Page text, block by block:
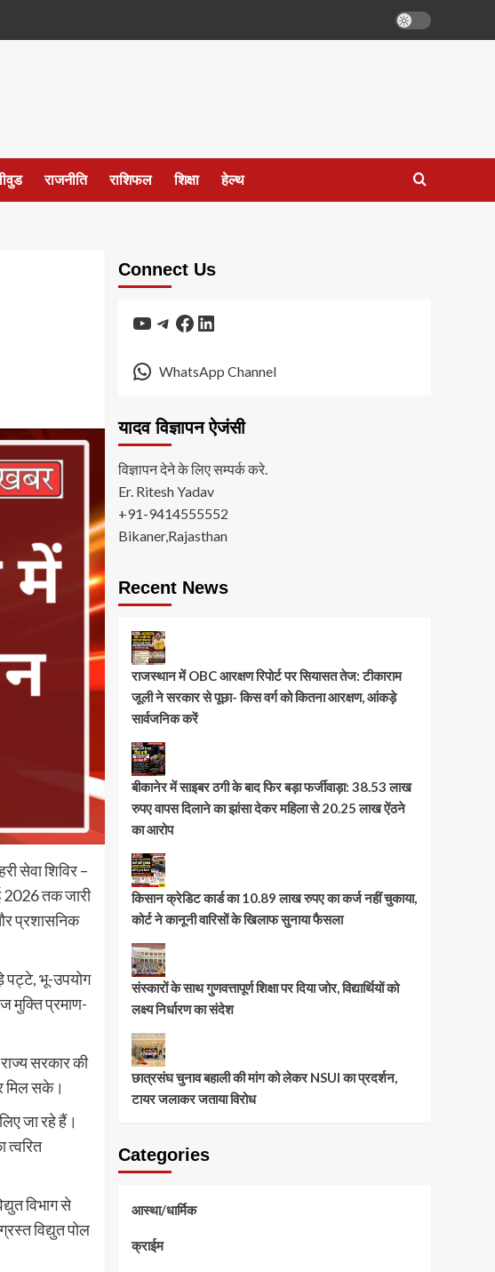
राजनीति राशिफल शिक्षा हेल्थ
सेवा शिविर –
तक जारी
प्रशासनिक
पट्टे, भू-उपयोग
मुक्ति प्रमाण-
सरकार की
मिल सके।
जा रहे हैं।
त्वरित
विभाग से
विद्युत पोल
Connect Us
YouTube
Telegram
Facebook
LinkedIn
WhatsApp Channel
यादव विज्ञापन ऐजंसी
विज्ञापन देने के लिए सम्पर्क करे.
Er. Ritesh Yadav
+91-9414555552
Bikaner,Rajasthan
Recent News
राजस्थान में OBC आरक्षण रिपोर्ट पर सियासत तेज: टीकाराम
जूली ने सरकार से पूछा- किस वर्ग को कितना आरक्षण, आंकड़े
सार्वजनिक करें
बीकानेर में साइबर ठगी के बाद फिर बड़ा फर्जीवाड़ा: 38.53 लाख
रुपए वापस दिलाने का झांसा देकर महिला से 20.25 लाख ऐंठने
का आरोप
किसान क्रेडिट कार्ड का 10.89 लाख रुपए का कर्ज नहीं चुकाया,
कोर्ट ने कानूनी वारिसों के खिलाफ सुनाया फैसला
संस्कारों के साथ गुणवत्तापूर्ण शिक्षा पर दिया जोर, विद्यार्थियों को
लक्ष्य निर्धारण का संदेश
छात्रसंघ चुनाव बहाली की मांग को लेकर NSUI का प्रदर्शन,
टायर जलाकर जताया विरोध
Categories
आस्था/धार्मिक
क्राईम